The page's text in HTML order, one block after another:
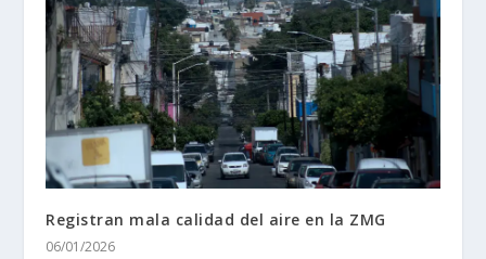
Registran mala calidad del aire en la ZMG
06/01/2026